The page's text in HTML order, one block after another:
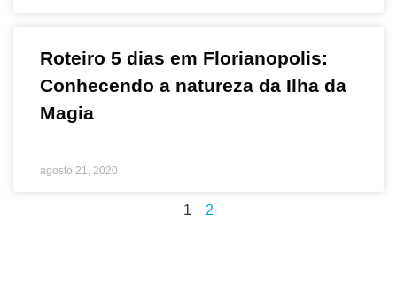
Roteiro 5 dias em Florianopolis:
Conhecendo a natureza da Ilha da
Magia
agosto 21, 2020
1 2